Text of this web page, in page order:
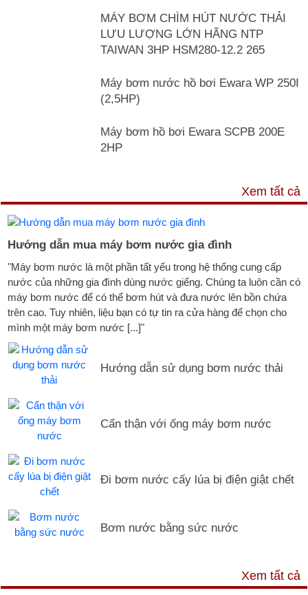
MÁY BƠM CHÌM HÚT NƯỚC THẢI
LƯU LƯỢNG LỚN HÃNG NTP
TAIWAN 3HP HSM280-12.2 265
Máy bơm nước hồ bơi Ewara WP 250I
(2,5HP)
Máy bơm hồ bơi Ewara SCPB 200E
2HP
Xem tất cả
Hướng dẫn mua máy bơm nước gia đình
"Máy bơm nước là một phần tất yếu trong hệ thống cung cấp
nước của những gia đình dùng nước giếng. Chúng ta luôn cần có
máy bơm nước để có thể bơm hút và đưa nước lên bồn chứa
trên cao. Tuy nhiên, liệu bạn có tự tin ra cửa hàng để chọn cho
mình một máy bơm nước [...]"
Hướng dẫn sử dụng bơm nước thải
Cẩn thận với ống máy bơm nước
Đi bơm nước cấy lúa bị điện giật chết
Bơm nước bằng sức nước
Xem tất cả